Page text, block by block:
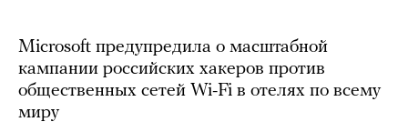
Microsoft предупредила о масштабной
кампании российских хакеров против
общественных сетей Wi-Fi в отелях по всему
миру